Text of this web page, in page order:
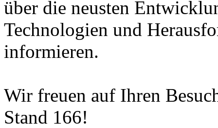
über die neusten
Technologien und
informieren.
Wir freuen auf Ihren
Stand 166!